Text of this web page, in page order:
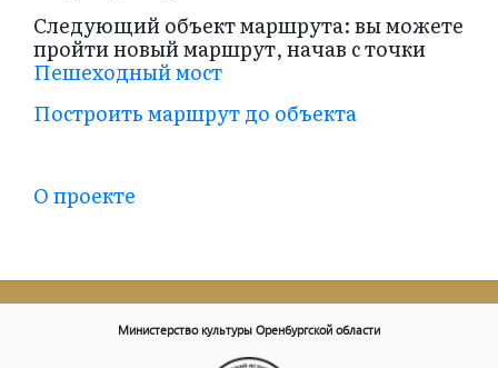
Следующий объект маршрута: вы можете
пройти новый маршрут, начав с точки
Пешеходный мост
Построить маршрут до объекта
О проекте
Министерство культуры Оренбургской области